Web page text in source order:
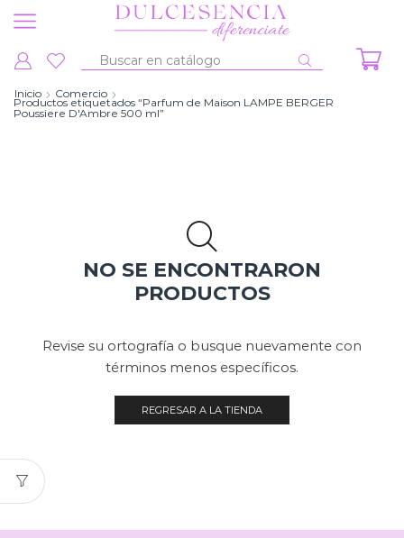
Entrada
búsqueda
Inicio Comercio
Productos etiquetados “Parfum de Maison LAMPE BERGER
Poussiere D'Ambre 500 ml”
NO SE ENCONTRARON
PRODUCTOS
Revise su ortografía o busque nuevamente con
términos menos específicos.
REGRESAR A LA TIENDA